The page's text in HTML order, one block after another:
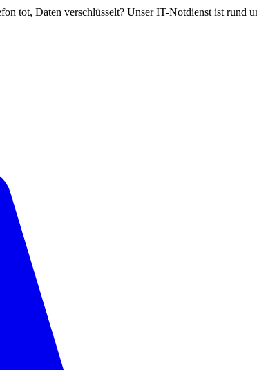
tot, Daten verschlüsselt? Unser IT-Notdienst ist